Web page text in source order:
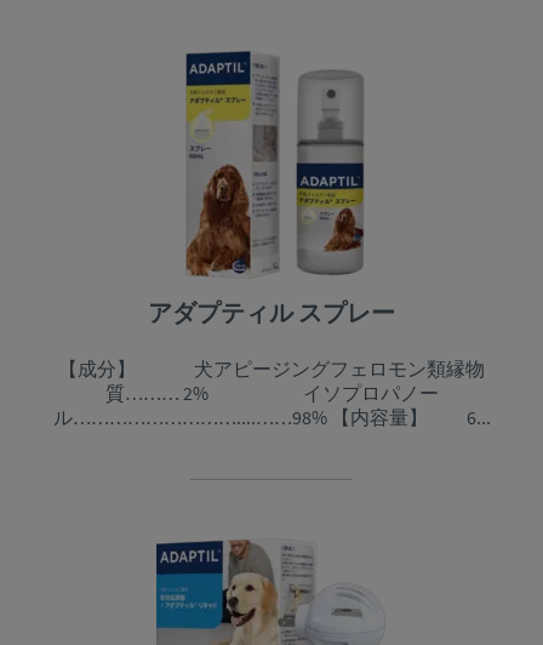
アダプティル スプレー
【成分】 犬アピージングフェロモン類縁物
質……… 2% イソプロパノー
ル………………………....……98% 【内容量】 6...